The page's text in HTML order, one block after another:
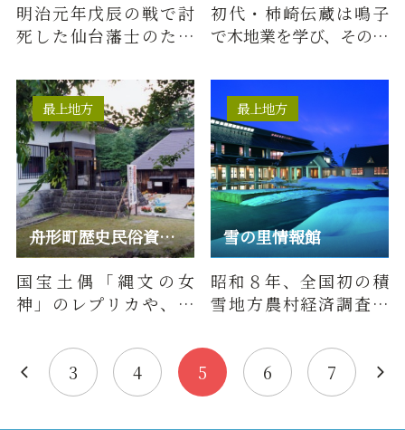
明治元年戊辰の戦で討
死した仙台藩士のため
宮殿下より書をいただ
き建立し…
初代・柿崎伝蔵は鳴子
で木地業を学び、その弟
田(とおがった)で修行、
その…
舟形町歴史民俗資料館
最上地方
国宝土偶「縄文の女
神」のレプリカや、数
民俗資料などを広く収
集・整理・…
雪の里情報館
最上地方
昭和８年、全国初の積
雪地方農村経済調査所
れ、雪国の生活の改善
策を全国に…
3 4 5 6 7